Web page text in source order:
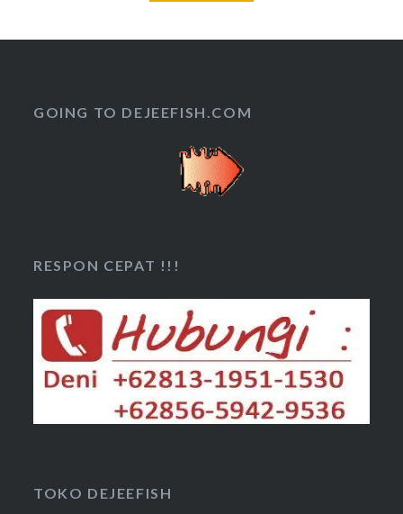
GOING TO DEJEEFISH.COM
RESPON CEPAT !!!
TOKO DEJEEFISH